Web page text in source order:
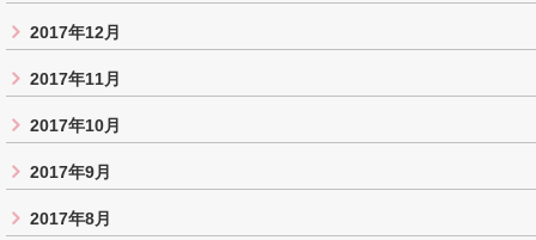
2017年12月
2017年11月
2017年10月
2017年9月
2017年8月